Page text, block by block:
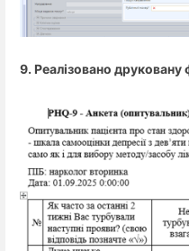
9. Реалізовано друковану